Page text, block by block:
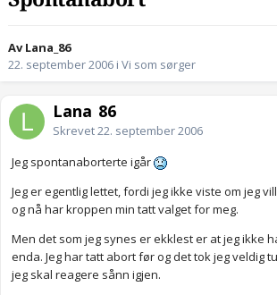
Av Lana_86
22. september 2006 i Vi som sørger
Lana_86
Skrevet22. september 2006
Jeg spontanaborterte igår
Jeg er egentlig lettet, fordi jeg ikke viste om jeg
og nå har kroppen min tatt valget for meg.
Men det som jeg synes er ekklest er at jeg ikke
enda. Jeg har tatt abort før og det tok jeg veldig
jeg skal reagere sånn igjen.